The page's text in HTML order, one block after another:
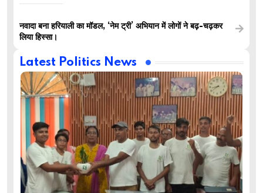
नवादा बना हरियाली का मॉडल, ‘नेम ट्री’ अभियान में लोगों ने बढ़-चढ़कर
लिया हिस्सा।
Latest Politics News